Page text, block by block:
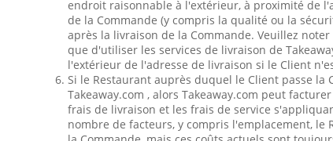
endroit raisonnable à l'extérieur, à proximité de
de la Commande (y compris la qualité ou la
après la livraison de la Commande. Veuillez
que d'utiliser les services de livraison de
l'extérieur de l'adresse de livraison si le Client
Si le Restaurant auprès duquel le Client passe
Takeaway.com , alors Takeaway.com peut
frais de livraison et les frais de service
nombre de facteurs, y compris l'emplacement,